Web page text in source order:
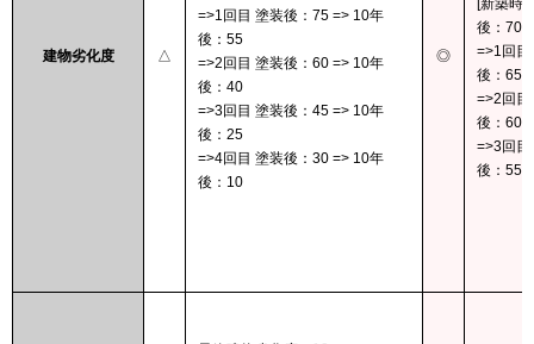
建物劣化度 △
=>1回目 塗装後：75 => 10年
後：55
=>2回目 塗装後：60 => 10年
後：40
=>3回目 塗装後：45 => 10年
後：25
=>4回目 塗装後：30 => 10年
後：10
◎
後：70
=>1回目
後：65
=>2回目
後：60
=>3回目
後：55